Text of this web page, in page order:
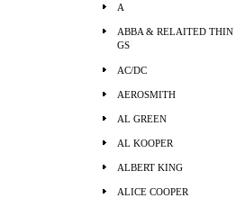
A
ABBA & RELAITED THIN
GS
AC/DC
AEROSMITH
AL GREEN
AL KOOPER
ALBERT KING
ALICE COOPER